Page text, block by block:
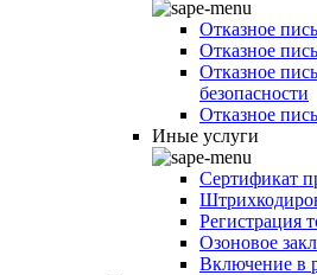
Отказное
Отказное
Отказное
безопасности
Отказное
Иные услуги
Сертификат
Регистрация
Озоновое
Включение в